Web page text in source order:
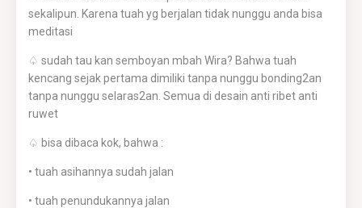
sekalipun. Karena tuah yg berjalan tidak nunggu anda bisa
meditasi
♤ sudah tau kan semboyan mbah Wira? Bahwa tuah
kencang sejak pertama dimiliki tanpa nunggu bonding2an
tanpa nunggu selaras2an. Semua di desain anti ribet anti
ruwet
♤ bisa dibaca kok, bahwa :
• tuah asihannya sudah jalan
• tuah penundukannya jalan